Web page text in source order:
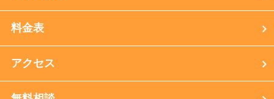
料金表
アクセス